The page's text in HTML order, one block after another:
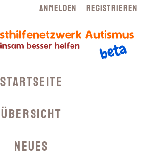
Navigation
Anmelden Registrieren
Startseite
Übersicht
Neues